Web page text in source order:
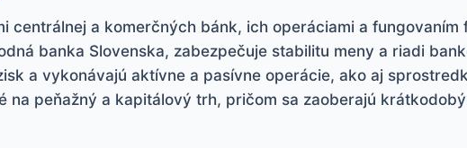
centrálnej a komerčných bánk, ich operáciami a fungovaním
banka Slovenska, zabezpečuje stabilitu meny a riadi
a vykonávajú aktívne a pasívne operácie, ako aj
na peňažný a kapitálový trh, pričom sa zaoberajú